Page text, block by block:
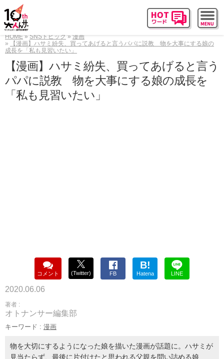
HOME SNSトピック
漫画
【漫画】ハサミ紛失、買ってあげると言うパパに説教 物を大事にする娘の
成長を「私も見習いたい」
【漫画】ハサミ紛失、買ってあげると言う
パパに説教 物を大事にする娘の成長を
「私も見習いたい」
コメント (Twitter) FB
B!
Hatena LINE
2020.06.06
著者 :
オトナンサー編集部
キーワード : 漫画
物を大切にするようになった娘を描いた漫画が話題に。ハサミが
見当たらず、最後に片付けたと思われる父親を問い詰める娘